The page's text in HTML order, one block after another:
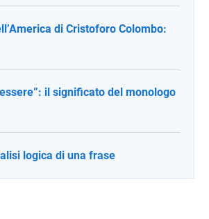
di Cristoforo Colombo:
il significato del monologo
logica di una frase